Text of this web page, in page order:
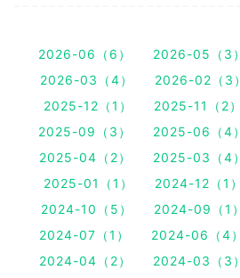
2026-06（6） 2026-05（3）
2026-03（4）
2026-02（3）
2025-12（1）
2025-11（2）
2025-09（3）
2025-06（4）
2025-04（2）
2025-03（4）
2025-01（1）
2024-12（1）
2024-10（5）
2024-09（1）
2024-07（1）
2024-06（4）
2024-04（2）
2024-03（3）